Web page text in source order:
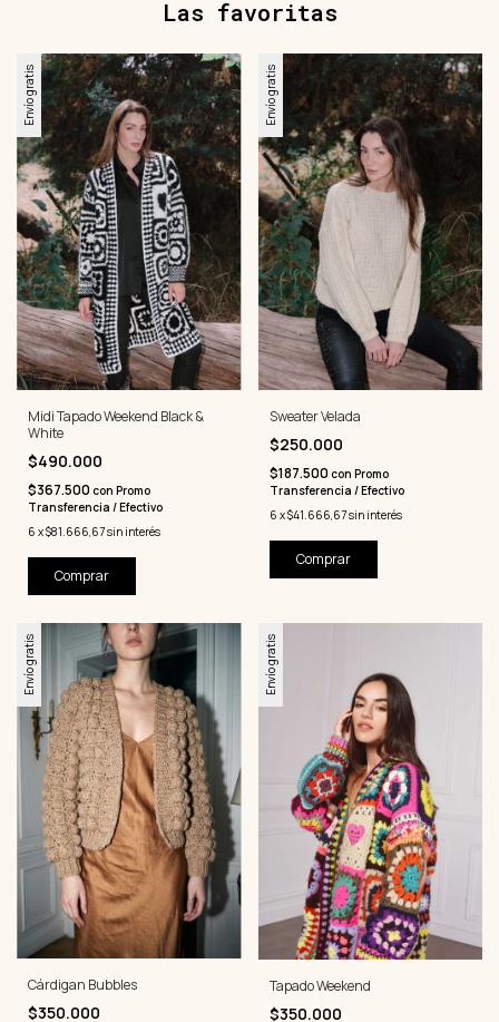
Las favoritas
Envío gratis
Midi Tapado Weekend Black &
White
$490.000
$367.500 con Promo
Transferencia / Efectivo
6 x$81.666,67sin interés
Comprar
Envío gratis
Sweater Velada
$250.000
$187.500 con Promo
Transferencia / Efectivo
6 x$41.666,67sin interés
Comprar
Envío gratis
Cárdigan Bubbles
$350.000
Envío gratis
Tapado Weekend
$350.000